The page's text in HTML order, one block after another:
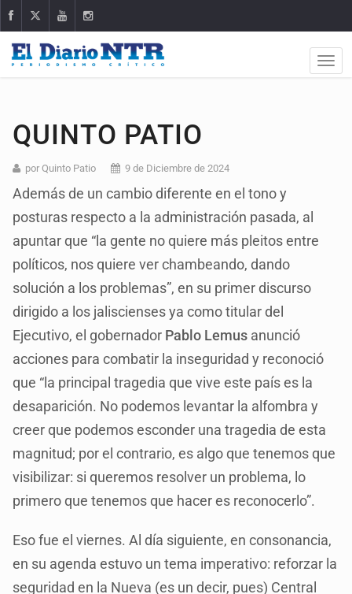
QUINTO PATIO
por Quinto Patio 9 de Diciembre de 2024
Además de un cambio diferente en el tono y
posturas respecto a la administración pasada, al
apuntar que “la gente no quiere más pleitos entre
políticos, nos quiere ver chambeando, dando
solución a los problemas”, en su primer discurso
dirigido a los jaliscienses ya como titular del
Ejecutivo, el gobernador Pablo Lemus anunció
acciones para combatir la inseguridad y reconoció
que “la principal tragedia que vive este país es la
desaparición. No podemos levantar la alfombra y
creer que podemos esconder una tragedia de esta
magnitud; por el contrario, es algo que tenemos que
visibilizar: si queremos resolver un problema, lo
primero que tenemos que hacer es reconocerlo”.
Eso fue el viernes. Al día siguiente, en consonancia,
en su agenda estuvo un tema imperativo: reforzar la
seguridad en la Nueva (es un decir, pues) Central